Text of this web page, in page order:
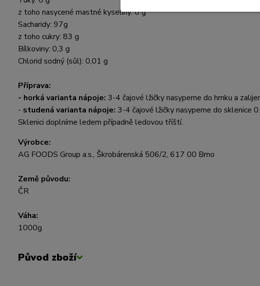
z toho nasycené mastné kyseliny: 0 g
Sacharidy: 97g
z toho cukry: 83 g
Bílkoviny: 0,3 g
Chlorid sodný (sůl): 0,01 g
Příprava:
- horká varianta nápoje: 3-4 čajové lžičky nasypeme do hrnku a
- studená varianta nápoje: 3-4 čajové lžičky nasypeme do sklenice
Sklenici doplníme ledem případně ledovou tříští.
Výrobce:
AG FOODS Group a.s., Škrobárenská 506/2, 617 00 Brno
Země původu:
ČR
Váha:
1000g
Původ zboží